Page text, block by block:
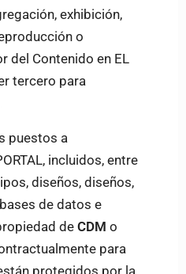
exhibición,
o
del Contenido en EL
tercero para
puestos a
incluidos, entre
diseños, diseños,
de datos e
de CDM o
para
protegidos por la